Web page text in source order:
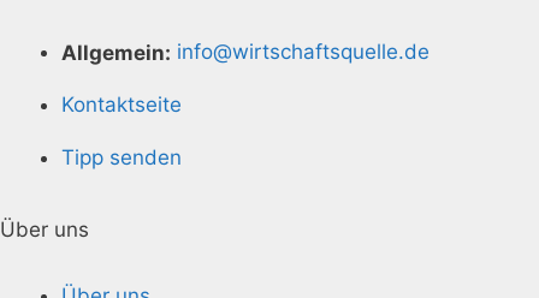
Allgemein: info@wirtschaftsquelle.de
Kontaktseite
Tipp senden
Über uns